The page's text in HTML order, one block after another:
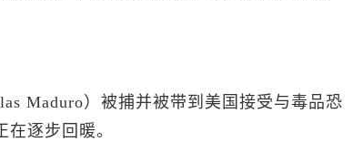
Maduro）被捕并被带到美国接受与毒品恐
逐步回暖。